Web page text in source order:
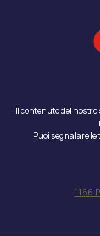
Il contenuto del
Puoi segnalare
1166